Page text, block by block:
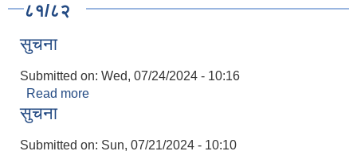
८१/८२
सुचना
Submitted on: Wed, 07/24/2024 - 10:16
Read more
सुचना
Submitted on: Sun, 07/21/2024 - 10:10